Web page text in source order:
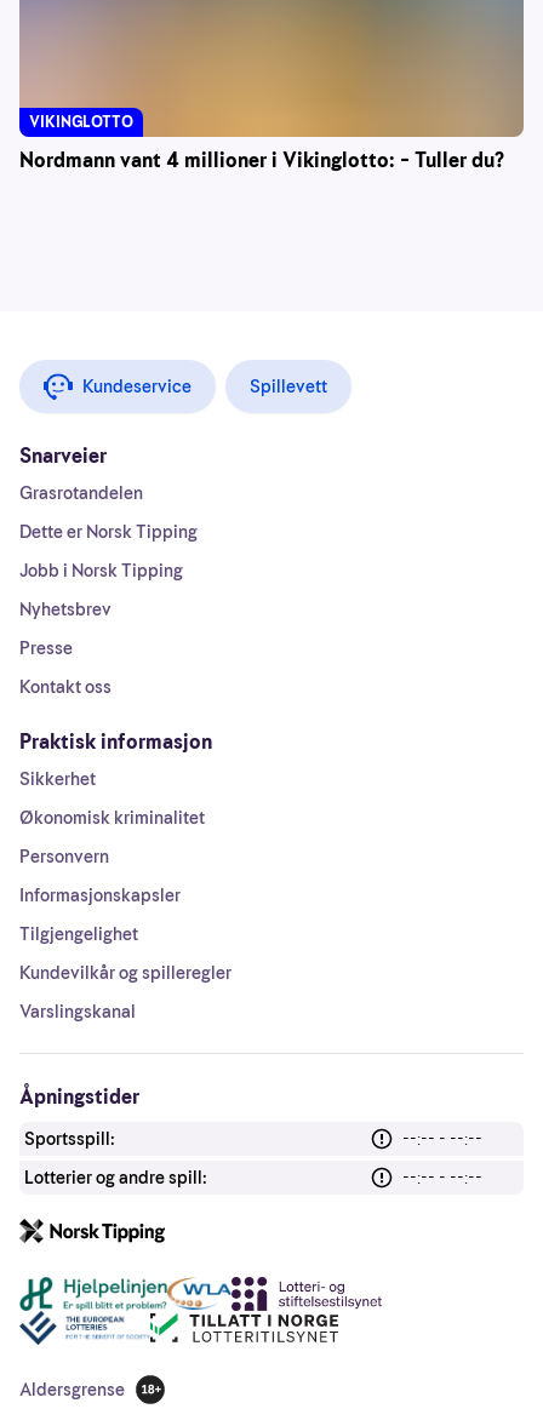
Nordmann vant 4 millioner i Vikinglotto: – Tuller du?
VIKINGLOTTO
Kundeservice Spillevett
Snarveier
Grasrotandelen
Dette er Norsk Tipping
Jobb i Norsk Tipping
Nyhetsbrev
Presse
Kontakt oss
Praktisk informasjon
Sikkerhet
Økonomisk kriminalitet
Personvern
Informasjonskapsler
Tilgjengelighet
Kundevilkår og spilleregler
Varslingskanal
Åpningstider
Sportsspill:
--:-- - --:--
Lotterier og andre spill:
--:-- - --:--
Andre lenker
Aldersgrense
18 år